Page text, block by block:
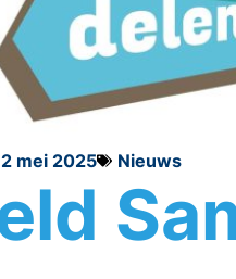
2 mei 2025 Nieuws